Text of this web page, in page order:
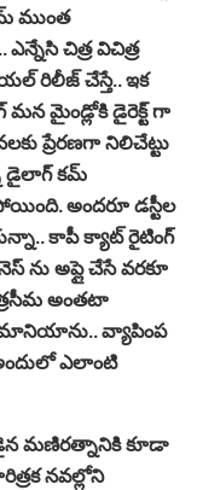
ముంత
చిత్ర విచిత్ర
రిలీజ్ చేస్తే.. ఇక
మ‌న మైండ్లోకి డైరెక్ట్ గా
ప్రేర‌ణ‌గా నిలిచేట్టు
డైలాగ్ క‌మ్
అంద‌రూ డ‌స్టీల
కాపీ క్యాట్ రైటింగ్
ను అప్లై చేసే వ‌ర‌కూ
అంత‌టా
మానియాను.. వ్యాపింప
ఎలాంటి
మ‌ణిర‌త్నానికి కూడా
న‌వ‌ల్లోని